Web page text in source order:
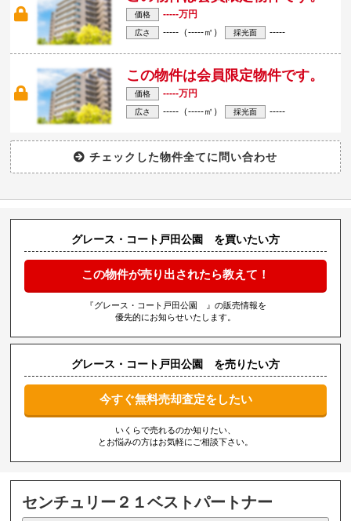
価格 -----万円
広さ -----（-----㎡） 採光面 -----
この物件は会員限定物件です。
価格 -----万円
広さ -----（-----㎡） 採光面 -----
グレース・コート戸田公園 を買いたい方
この物件が売り出されたら教えて！
『グレース・コート戸田公園 』の販売情報を
優先的にお知らせいたします。
グレース・コート戸田公園 を売りたい方
今すぐ無料売却査定をしたい
いくらで売れるのか知りたい、
とお悩みの方はお気軽にご相談下さい。
センチュリー２１ベストパートナー